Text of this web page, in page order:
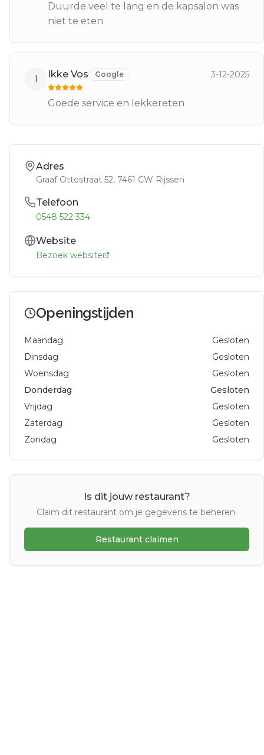
Duurde veel te lang en de kapsalon was
niet te eten
I Ikke Vos Google 3-12-2025
Goede service en lekkereten
Adres
Graaf Ottostraat 52, 7461 CW Rijssen
Telefoon
0548 522 334
Website
Bezoek website
Openingstijden
Maandag
Gesloten
Dinsdag
Gesloten
Woensdag
Gesloten
Donderdag
Gesloten
Vrijdag
Gesloten
Zaterdag
Gesloten
Zondag
Gesloten
Is dit jouw restaurant?
Claim dit restaurant om je gegevens te beheren.
Restaurant claimen